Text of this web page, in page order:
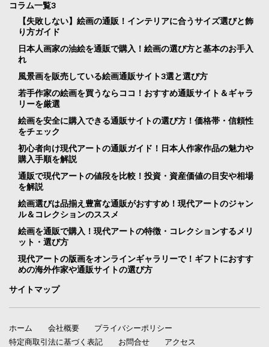
コラム一覧3
【失敗しない】絵画の通販！インテリアに合うサイズ選びと飾
り方ガイド
日本人画家の油絵を通販で購入！絵画の選び方と基本のお手入
れ
風景画を販売している絵画通販サイト3選と選び方
若手作家の絵画を買うならココ！おすすめ通販サイト＆ギャラ
リーを厳選
絵画を安全に購入できる通販サイトの選び方！価格帯・信頼性
をチェック
初心者向け現代アートの通販ガイド！日本人作家作品の魅力や
購入手順を解説
通販で現代アートの値段を比較！投資・資産価値の目安や相場
を解説
絵画選びは品揃え豊富な通販がおすすめ！現代アートのジャン
ル＆コレクションのススメ
絵画を通販で購入！現代アートの特徴・コレクションするメリ
ット・選び方
現代アートの版画をオンラインギャラリーで！ギフトにおすす
めの海外作家や通販サイトの選び方
サイトマップ
ホーム 会社概要
プライバシーポリシー
特定商取引法に基づく表記
お問合せ アクセス